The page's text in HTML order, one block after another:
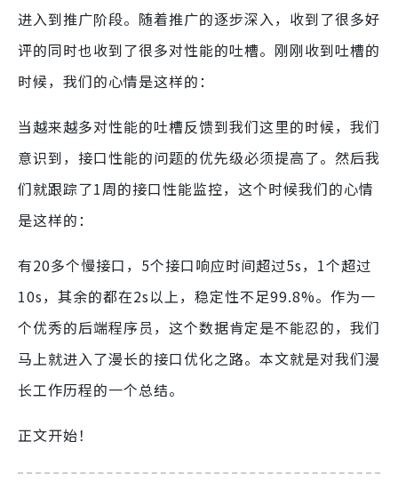
进入到推广阶段。随着推广的逐步深入，收到了很多好
评的同时也收到了很多对性能的吐槽。刚刚收到吐槽的
时候，我们的心情是这样的：
当越来越多对性能的吐槽反馈到我们这里的时候，我们
意识到，接口性能的问题的优先级必须提高了。然后我
们就跟踪了1周的接口性能监控，这个时候我们的心情
是这样的：
有20多个慢接口，5个接口响应时间超过5s，1个超过
10s，其余的都在2s以上，稳定性不足99.8%。作为一
个优秀的后端程序员，这个数据肯定是不能忍的，我们
马上就进入了漫长的接口优化之路。本文就是对我们漫
长工作历程的一个总结。
正文开始！